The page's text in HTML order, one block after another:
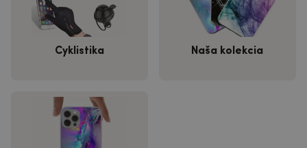
Cyklistika Naša kolekcia